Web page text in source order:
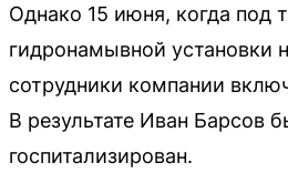
Однако 15 июня, когда под
гидронамывной установки
сотрудники компании
В результате Иван Барсов
госпитализирован.